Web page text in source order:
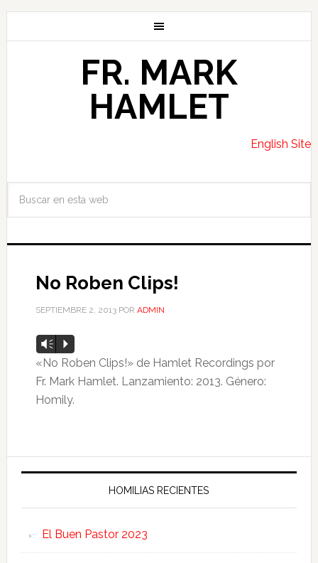
FR. MARK
HAMLET
English Site
No Roben Clips!
SEPTIEMBRE 2, 2013POR ADMIN
Reproductor
de
audio
Vm P
«No Roben Clips!» de Hamlet Recordings por
Fr. Mark Hamlet. Lanzamiento: 2013. Género:
Homily.
HOMILIAS RECIENTES
El Buen Pastor 2023